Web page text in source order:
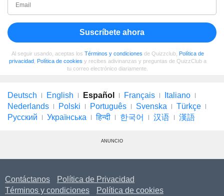
Suscríbete ahora
Al seguir usando, aceptas los Términos y condiciones de Quizzclub, Política de
privacidad, Política de cookies y recibes adivinanzas y preguntas de QuizzClub a
tu correo electrónico diariamente.
Deutsch English Español Français
Italiano
Nederlands
Polski Português Svenska
Türkçe
Русский
Українська हिन्दी 한국어 汉语 漢語
ANUNCIO
Contáctanos
Política de Privacidad
Términos y condiciones
Política de cookies